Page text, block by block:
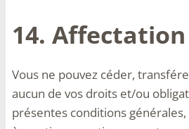
14. Affectation
Vous ne pouvez céder,
aucun de vos droits et/ou
présentes conditions